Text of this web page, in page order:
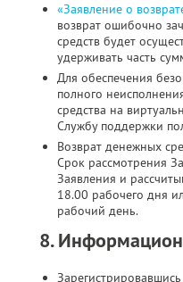
«Заявление о
возврат ошибочно
средств будет
удерживать часть
Для обеспечения
полного
средства на
Службу поддержки
Возврат денежных
Срок рассмотрения
Заявления и
18.00 рабочего дня
рабочий день.
8.